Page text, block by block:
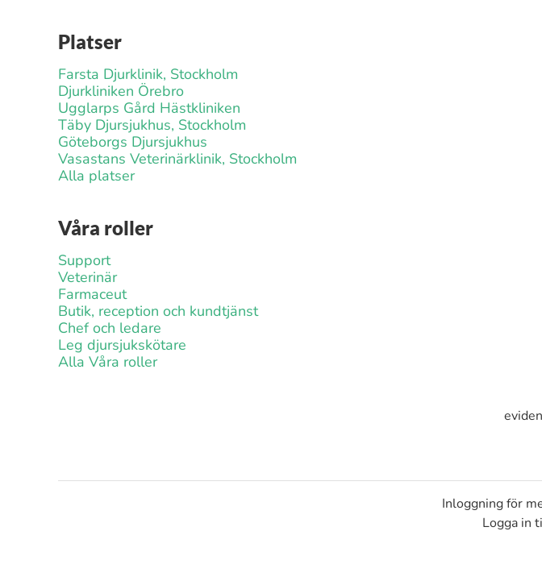
Platser
Farsta Djurklinik, Stockholm
Djurkliniken Örebro
Ugglarps Gård Hästkliniken
Täby Djursjukhus, Stockholm
Göteborgs Djursjukhus
Vasastans Veterinärklinik, Stockholm
Alla platser
Våra roller
Support
Veterinär
Farmaceut
Butik, reception och kundtjänst
Chef och ledare
Leg djursjukskötare
Alla Våra roller
Inloggning för
Logga in